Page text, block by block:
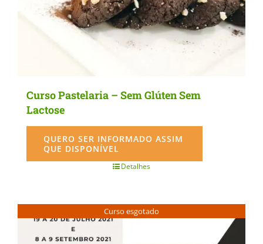
Curso Pastelaria – Sem Glúten Sem
Lactose
QUERO SER INFORMADO ASSIM
QUE DISPONÍVEL
Detalhes
Curso esgotado